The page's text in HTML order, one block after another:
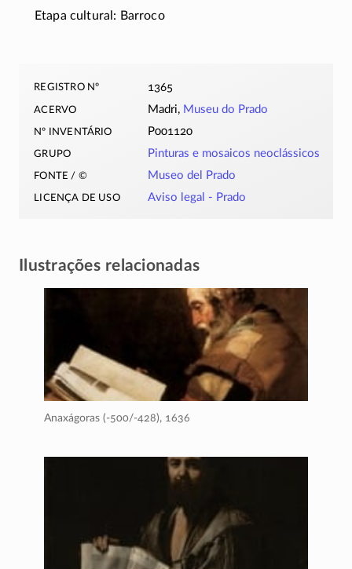
Etapa cultural: Barroco
registro nº 1365
acervo Madri, Museu do Prado
nº inventário P001120
grupo Pinturas e mosaicos neoclássicos
fonte / © Museo del Prado
licença de uso Aviso legal - Prado
Ilustrações relacionadas
Anaxágoras (-500/-428), 1636